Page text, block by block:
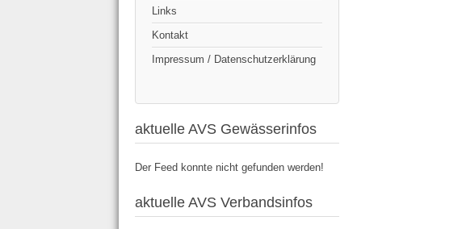
Links
Kontakt
Impressum / Datenschutzerklärung
aktuelle AVS Gewässerinfos
Der Feed konnte nicht gefunden werden!
aktuelle AVS Verbandsinfos